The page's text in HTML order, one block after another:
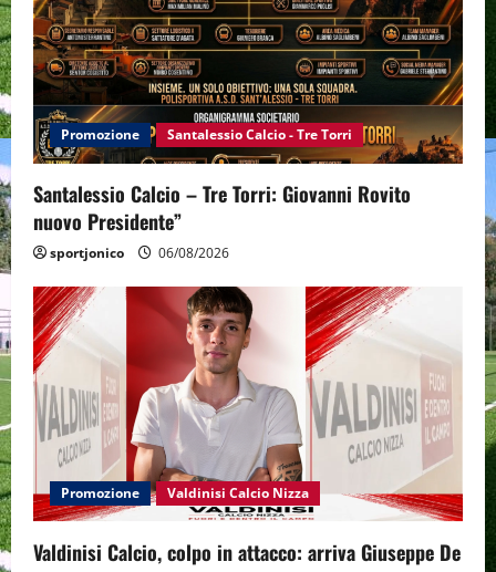
Promozione Santalessio Calcio - Tre Torri
Santalessio Calcio – Tre Torri: Giovanni Rovito
nuovo Presidente”
sportjonico 06/08/2026
Promozione Valdinisi Calcio Nizza
Valdinisi Calcio, colpo in attacco: arriva Giuseppe De